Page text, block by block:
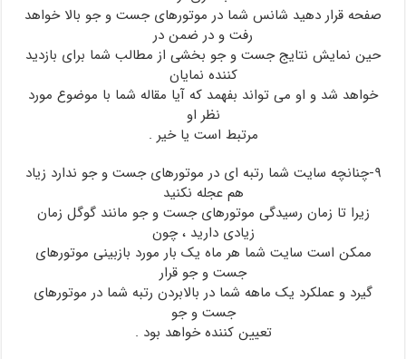
صفحه قرار دهید شانس شما در موتورهای جست و جو بالا خواهد
رفت و در ضمن در
حین نمایش نتایج جست و جو بخشی از مطالب شما برای بازدید
کننده نمایان
خواهد شد و او می تواند بفهمد که آیا مقاله شما با موضوع مورد
نظر او
مرتبط است یا خیر .
۹-چنانچه سایت شما رتبه ای در موتورهای جست و جو ندارد زیاد
هم عجله نکنید
زیرا تا زمان رسیدگی موتورهای جست و جو مانند گوگل زمان
زیادی دارید ، چون
ممکن است سایت شما هر ماه یک بار مورد بازبینی موتورهای
جست و جو قرار
گیرد و عملکرد یک ماهه شما در بالابردن رتبه شما در موتورهای
جست و جو
تعیین کننده خواهد بود .